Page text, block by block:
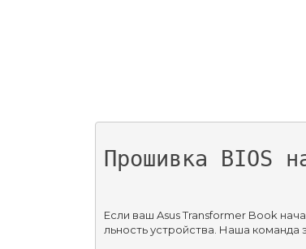
Прошивка BIOS
Если ваш Asus Transformer Book
льность устройства. Наша